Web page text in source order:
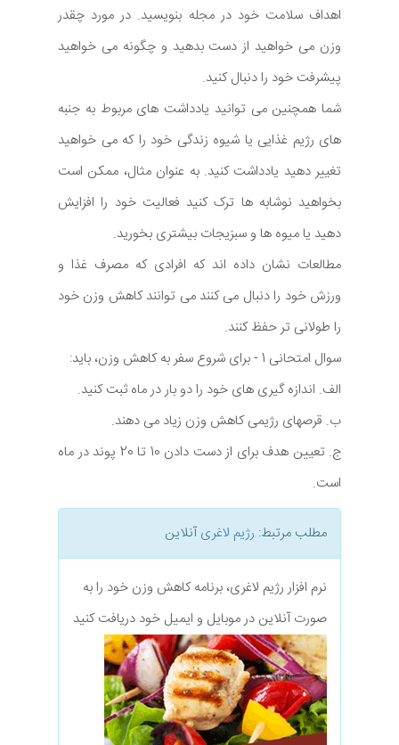
اهداف سلامت خود در مجله بنویسید. در مورد چقدر
وزن می خواهید از دست بدهید و چگونه می خواهید
پیشرفت خود را دنبال کنید.
شما همچنین می توانید یادداشت های مربوط به جنبه
های رژیم غذایی یا شیوه زندگی خود را که می خواهید
تغییر دهید یادداشت کنید. به عنوان مثال، ممکن است
بخواهید نوشابه ها ترک کنید فعالیت خود را افزایش
دهید یا میوه ها و سبزیجات بیشتری بخورید.
مطالعات نشان داده اند که افرادی که مصرف غذا و
ورزش خود را دنبال می کنند می توانند کاهش وزن خود
را طولانی تر حفظ کنند.
سوال امتحانی 1 - برای شروع سفر به کاهش وزن، باید:
الف. اندازه گیری های خود را دو بار در ماه ثبت کنید.
ب. قرصهای رژیمی کاهش وزن زیاد می دهند.
ج. تعیین هدف برای از دست دادن 10 تا 20 پوند در ماه
است.
مطلب مرتبط: رژیم لاغریآنلاین
نرم افزار رژیم لاغری، برنامه کاهش وزن خود را به
صورت آنلاین در موبایل و ایمیل خود دریافت کنید